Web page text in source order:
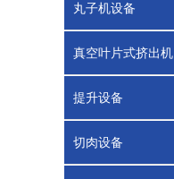
丸子机设备
真空叶片式挤出机
提升设备
切肉设备